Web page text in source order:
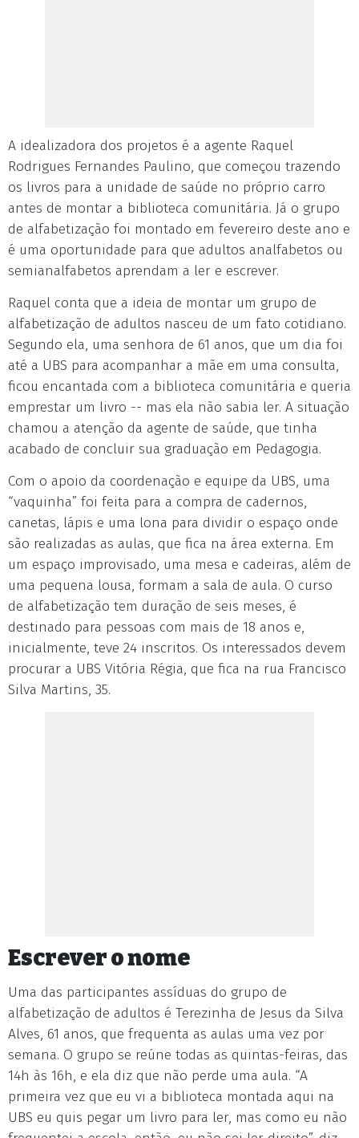
A idealizadora dos projetos é a agente Raquel
Rodrigues Fernandes Paulino, que começou trazendo
os livros para a unidade de saúde no próprio carro
antes de montar a biblioteca comunitária. Já o grupo
de alfabetização foi montado em fevereiro deste ano e
é uma oportunidade para que adultos analfabetos ou
semianalfabetos aprendam a ler e escrever.
Raquel conta que a ideia de montar um grupo de
alfabetização de adultos nasceu de um fato cotidiano.
Segundo ela, uma senhora de 61 anos, que um dia foi
até a UBS para acompanhar a mãe em uma consulta,
ficou encantada com a biblioteca comunitária e queria
emprestar um livro -- mas ela não sabia ler. A situação
chamou a atenção da agente de saúde, que tinha
acabado de concluir sua graduação em Pedagogia.
Com o apoio da coordenação e equipe da UBS, uma
“vaquinha” foi feita para a compra de cadernos,
canetas, lápis e uma lona para dividir o espaço onde
são realizadas as aulas, que fica na área externa. Em
um espaço improvisado, uma mesa e cadeiras, além de
uma pequena lousa, formam a sala de aula. O curso
de alfabetização tem duração de seis meses, é
destinado para pessoas com mais de 18 anos e,
inicialmente, teve 24 inscritos. Os interessados devem
procurar a UBS Vitória Régia, que fica na rua Francisco
Silva Martins, 35.
Escrever o nome
Uma das participantes assíduas do grupo de
alfabetização de adultos é Terezinha de Jesus da Silva
Alves, 61 anos, que frequenta as aulas uma vez por
semana. O grupo se reúne todas as quintas-feiras, das
14h às 16h, e ela diz que não perde uma aula. “A
primeira vez que eu vi a biblioteca montada aqui na
UBS eu quis pegar um livro para ler, mas como eu não